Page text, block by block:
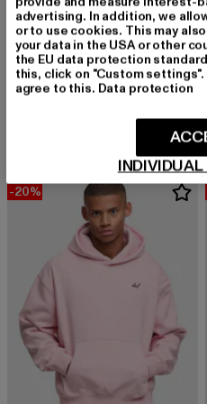
DEF
COLLAR
Derzeitiger Preis: 29,04 EUR
Aktionspreis:
-20%
advertising. In addition, we
or to use cookies. This may
your data in the USA or other
the EU data protection
this, click on "Custom
agree to this. Data protection